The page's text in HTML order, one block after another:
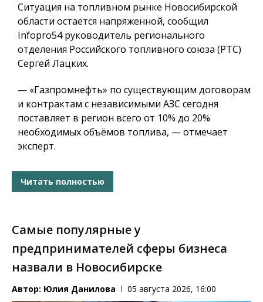
Ситуация на топливном рынке Новосибирской
области остается напряженной, сообщил
Infopro54 руководитель регионального
отделения Российского топливного союза (РТС)
Сергей Лацких.
— «Газпромнефть» по существующим договорам
и контрактам с независимыми АЗС сегодня
поставляет в регион всего от 10% до 20%
необходимых объёмов топлива, — отмечает
эксперт.
Читать полностью
Самые популярные у
предпринимателей сферы бизнеса
назвали в Новосибирске
Автор: Юлия Данилова 05 августа 2026, 16:00